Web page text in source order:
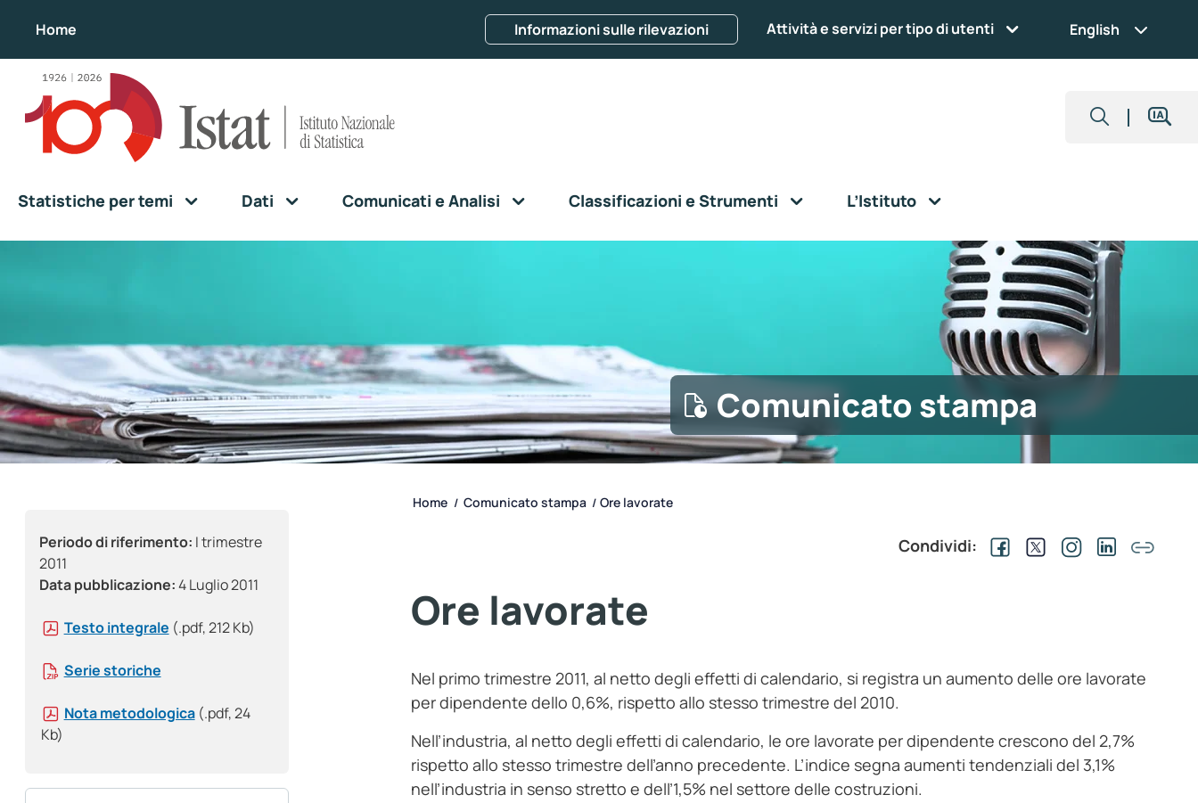
Home Informazioni sulle rilevazioni Attività e servizi per tipo di utenti English
Statistiche per temi Dati Comunicati e Analisi Classificazioni e Strumenti L’Istituto
Comunicato stampa
Periodo di riferimento: I trimestre
2011
Data pubblicazione:4 Luglio 2011
Testo integrale (.pdf, 212 Kb)
Serie storiche
Nota metodologica (.pdf, 24
Kb)
Home / Comunicato stampa / Ore lavorate
Condividi:
Ore lavorate
Nel primo trimestre 2011, al netto degli effetti di calendario, si registra un aumento delle ore lavorate
per dipendente dello 0,6%, rispetto allo stesso trimestre del 2010.
Nell’industria, al netto degli effetti di calendario, le ore lavorate per dipendente crescono del 2,7%
rispetto allo stesso trimestre dell’anno precedente. L’indice segna aumenti tendenziali del 3,1%
nell’industria in senso stretto e dell’1,5% nel settore delle costruzioni.